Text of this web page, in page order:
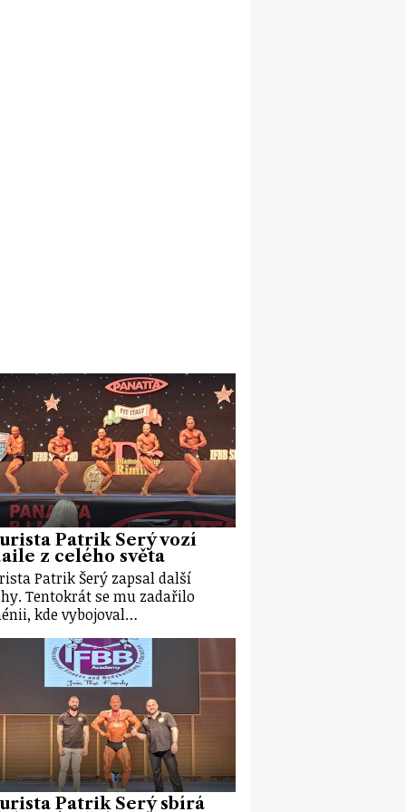
Patrik Šerý vozí
z celého světa
Patrik Šerý zapsal další
Tentokrát se mu zadařilo
kde vybojoval…
Patrik Šerý sbírá